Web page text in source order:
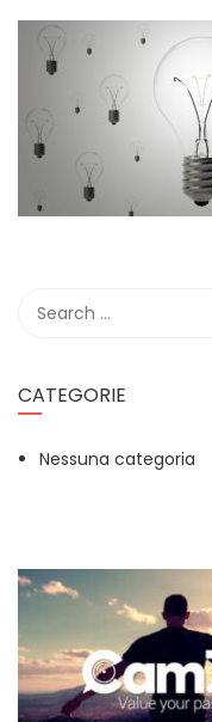
CATEGORIE
Nessuna categoria